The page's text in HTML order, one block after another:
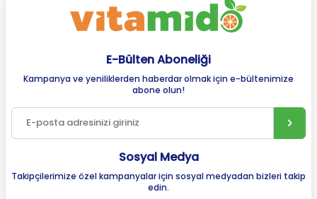
E-Bülten Aboneliği
Kampanya ve yeniliklerden haberdar olmak için e-bültenimize
abone olun!
Sosyal Medya
Takipçilerimize özel kampanyalar için sosyal medyadan bizleri takip
edin.